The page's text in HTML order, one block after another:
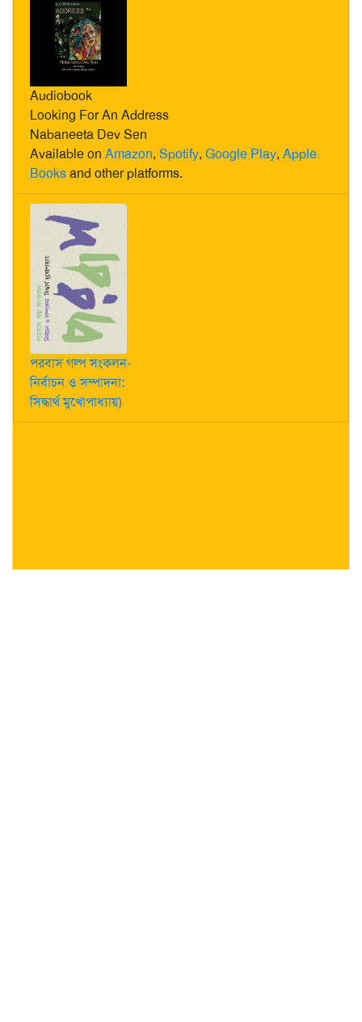
Audiobook
Looking For An Address
Nabaneeta Dev Sen
Available on Amazon, Spotify, Google Play, Apple
Booksand other platforms.
পরবাস গল্প সংকলন-
নির্বাচন ও সম্পাদনা:
সিদ্ধার্থ মুখোপাধ্যায়)